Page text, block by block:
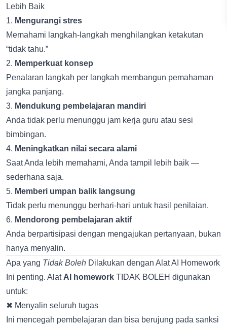
Lebih Baik
1. Mengurangi stres
Memahami langkah-langkah menghilangkan ketakutan
“tidak tahu.”
2. Memperkuat konsep
Penalaran langkah per langkah membangun pemahaman
jangka panjang.
3. Mendukung pembelajaran mandiri
Anda tidak perlu menunggu jam kerja guru atau sesi
bimbingan.
4. Meningkatkan nilai secara alami
Saat Anda lebih memahami, Anda tampil lebih baik —
sederhana saja.
5. Memberi umpan balik langsung
Tidak perlu menunggu berhari-hari untuk hasil penilaian.
6. Mendorong pembelajaran aktif
Anda berpartisipasi dengan mengajukan pertanyaan, bukan
hanya menyalin.
Apa yang Tidak Boleh Dilakukan dengan Alat AI Homework
Ini penting. Alat AI homework TIDAK BOLEH digunakan
untuk:
✖ Menyalin seluruh tugas
Ini mencegah pembelajaran dan bisa berujung pada sanksi